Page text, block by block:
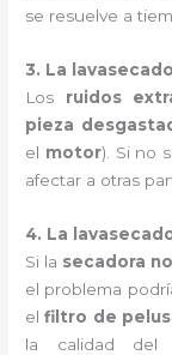
se resuelve a
3. La
Los ruidos
pieza
el motor). Si no
afectar a otras
4. La
Si la secadora
el problema
elfiltro de
la calidad del